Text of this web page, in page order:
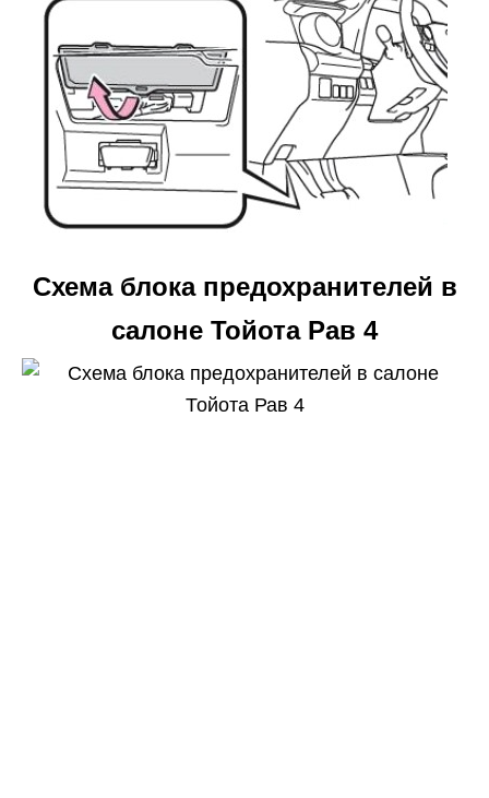
Схема блока предохранителей в
салоне Тойота Рав 4